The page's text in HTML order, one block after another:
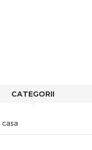
CATEGORII
casa